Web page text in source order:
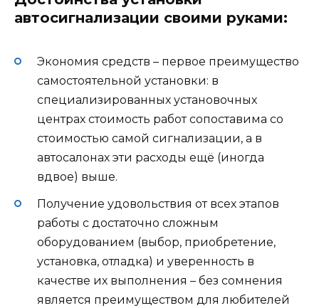
автосигнализации своими руками:
Экономия средств – первое преимущество
самостоятельной установки: в
специализированных установочных
центрах стоимость работ сопоставима со
стоимостью самой сигнализации, а в
автосалонах эти расходы ещё (иногда
вдвое) выше.
Получение удовольствия от всех этапов
работы с достаточно сложным
оборудованием (выбор, приобретение,
установка, отладка) и уверенность в
качестве их выполнения – без сомнения
является преимуществом для любителей